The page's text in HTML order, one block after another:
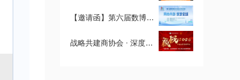
【邀请函】第六届数博会暨2026循序自生长，新商业生态专业分论坛
战略共建商协会 · 深度参访计划第二期：走进清铧股份，探秘茶文化经营智慧